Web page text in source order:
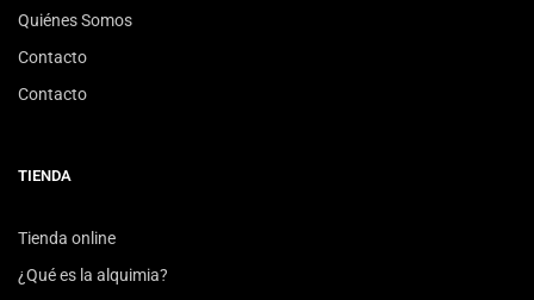
Quiénes Somos
Contacto
Contacto
TIENDA
Tienda online
¿Qué es la alquimia?